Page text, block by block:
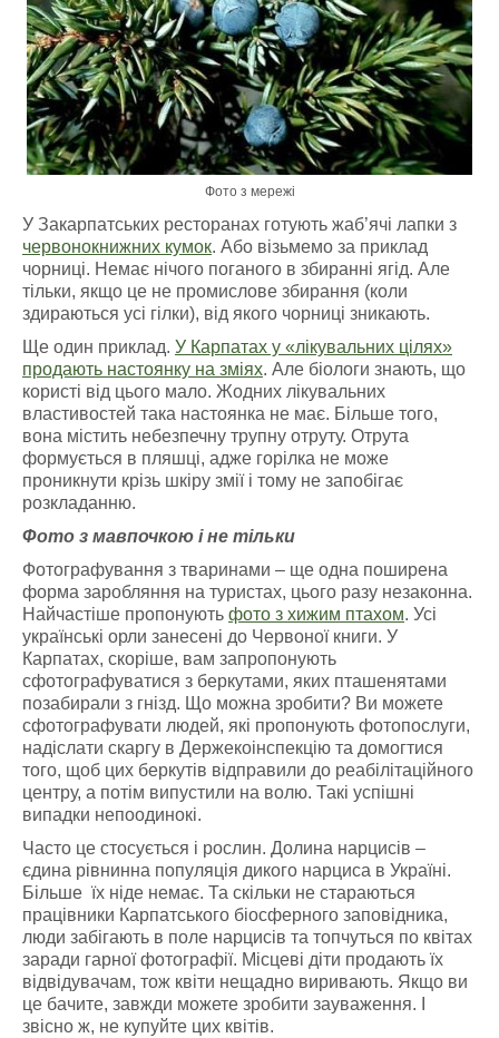
Фото з мережі
У Закарпатських ресторанах готують жаб’ячі лапки з
червонокнижних кумок. Або візьмемо за приклад
чорниці. Немає нічого поганого в збиранні ягід. Але
тільки, якщо це не промислове збирання (коли
здираються усі гілки), від якого чорниці зникають.
Ще один приклад. У Карпатах у «лікувальних цілях»
продають настоянку на зміях. Але біологи знають, що
користі від цього мало. Жодних лікувальних
властивостей така настоянка не має. Більше того,
вона містить небезпечну трупну отруту. Отрута
формується в пляшці, адже горілка не може
проникнути крізь шкіру змії і тому не запобігає
розкладанню.
Фото з мавпочкою і не тільки
Фотографування з тваринами – ще одна поширена
форма заробляння на туристах, цього разу незаконна.
Найчастіше пропонують фото з хижим птахом. Усі
українські орли занесені до Червоної книги. У
Карпатах, скоріше, вам запропонують
сфотографуватися з беркутами, яких пташенятами
позабирали з гнізд. Що можна зробити? Ви можете
сфотографувати людей, які пропонують фотопослуги,
надіслати скаргу в Держекоінспекцію та домогтися
того, щоб цих беркутів відправили до реабілітаційного
центру, а потім випустили на волю. Такі успішні
випадки непоодинокі.
Часто це стосується і рослин. Долина нарцисів –
єдина рівнинна популяція дикого нарциса в Україні.
Більше їх ніде немає. Та скільки не стараються
працівники Карпатського біосферного заповідника,
люди забігають в поле нарцисів та топчуться по квітах
заради гарної фотографії. Місцеві діти продають їх
відвідувачам, тож квіти нещадно виривають. Якщо ви
це бачите, завжди можете зробити зауваження. І
звісно ж, не купуйте цих квітів.